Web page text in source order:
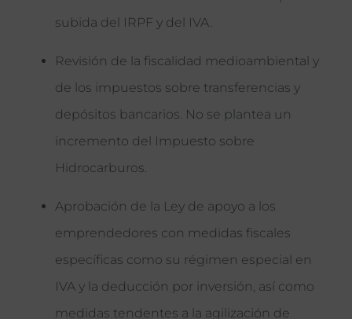
subida del IRPF y del IVA.
Revisión de la fiscalidad medioambiental y
de los impuestos sobre transferencias y
depósitos bancarios. No se plantea un
incremento del Impuesto sobre
Hidrocarburos.
Aprobación de la Ley de apoyo a los
emprendedores con medidas fiscales
específicas como su régimen especial en
IVA y la deducción por inversión, así como
medidas tendentes a la agilización de